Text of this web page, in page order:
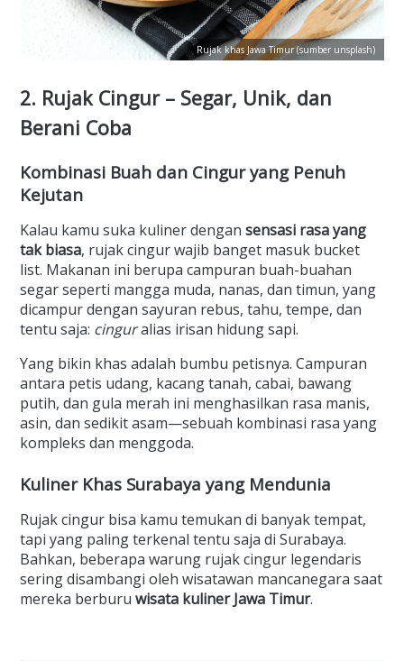
Rujak khas Jawa Timur (sumber unsplash)
2. Rujak Cingur – Segar, Unik, dan
Berani Coba
Kombinasi Buah dan Cingur yang Penuh
Kejutan
Kalau kamu suka kuliner dengan sensasi rasa yang
tak biasa, rujak cingur wajib banget masuk bucket
list. Makanan ini berupa campuran buah-buahan
segar seperti mangga muda, nanas, dan timun, yang
dicampur dengan sayuran rebus, tahu, tempe, dan
tentu saja: cinguralias irisan hidung sapi.
Yang bikin khas adalah bumbu petisnya. Campuran
antara petis udang, kacang tanah, cabai, bawang
putih, dan gula merah ini menghasilkan rasa manis,
asin, dan sedikit asam—sebuah kombinasi rasa yang
kompleks dan menggoda.
Kuliner Khas Surabaya yang Mendunia
Rujak cingur bisa kamu temukan di banyak tempat,
tapi yang paling terkenal tentu saja di Surabaya.
Bahkan, beberapa warung rujak cingur legendaris
sering disambangi oleh wisatawan mancanegara saat
mereka berburu wisata kuliner Jawa Timur.